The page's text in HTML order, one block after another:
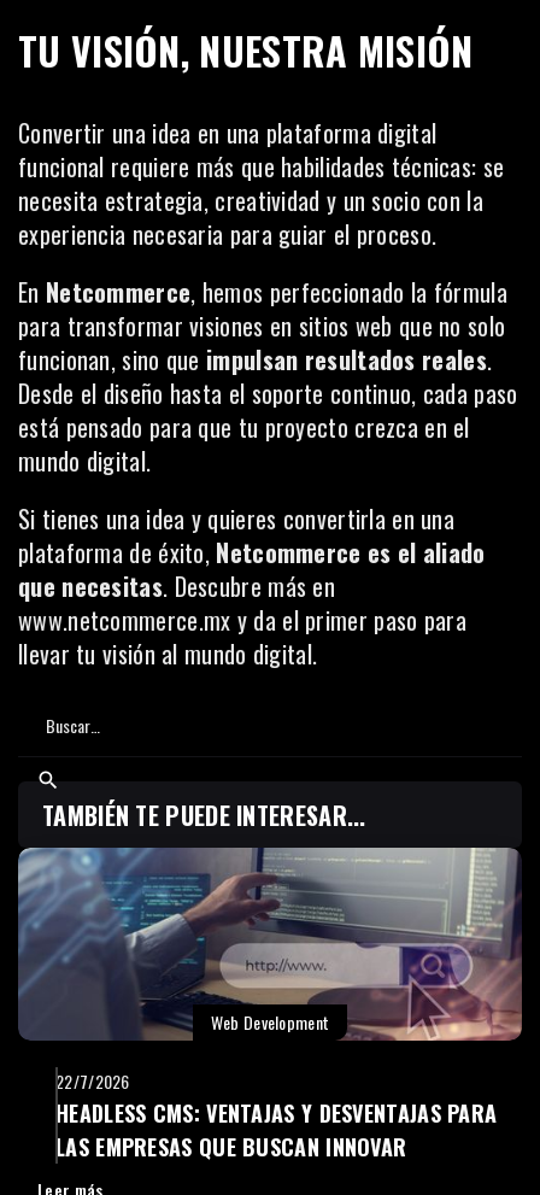
TU VISIÓN, NUESTRA MISIÓN
Convertir una idea en una plataforma digital
funcional requiere más que habilidades técnicas: se
necesita estrategia, creatividad y un socio con la
experiencia necesaria para guiar el proceso.
En Netcommerce, hemos perfeccionado la fórmula
para transformar visiones en sitios web que no solo
funcionan, sino que impulsan resultados reales.
Desde el diseño hasta el soporte continuo, cada paso
está pensado para que tu proyecto crezca en el
mundo digital.
Si tienes una idea y quieres convertirla en una
plataforma de éxito, Netcommerce es el aliado
que necesitas. Descubre más en
www.netcommerce.mx y da el primer paso para
llevar tu visión al mundo digital.
TAMBIÉN TE PUEDE INTERESAR...
Web Development
22/7/2026
HEADLESS CMS: VENTAJAS Y DESVENTAJAS PARA
LAS EMPRESAS QUE BUSCAN INNOVAR
Leer más